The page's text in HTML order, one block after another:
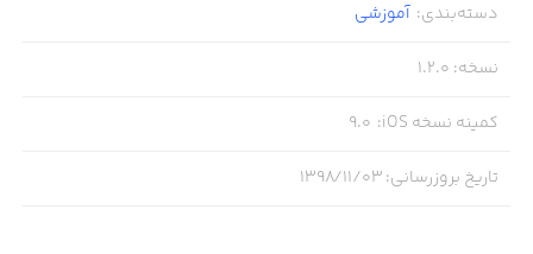
دسته‌بندی: آموزشی
نسخه:
1.2.0
کمینه نسخه iOS :
9.0
تاریخ بروزرسانی:۱۳۹۸/۱۱/۰۳